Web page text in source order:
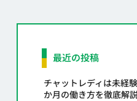
最近の投稿
チャットレディは未経
か月の働き方を徹底解説